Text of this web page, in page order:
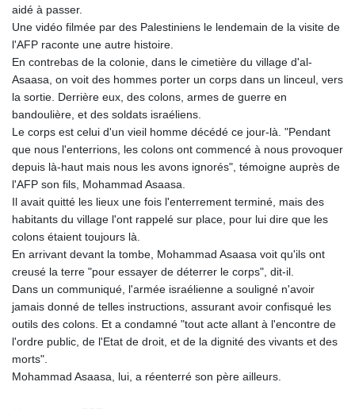
NZD 1.961547
PAB 1.15598
PEN 3.913564
PGK 5.112721
PHP 70.183258
PKR 321.178758
PLN 4.299905
PYG
6873.802279
QAR 4.213541
RON 5.244583
RUB 94.679224
RWF
1693.738704
SAR 4.370455
SBD 9.325039
SCR 16.735107
SEK 10.961095
aidé à passer.
Une vidéo filmée par des Palestiniens le lendemain de la visite de
l'AFP raconte une autre histoire.
En contrebas de la colonie, dans le cimetière du village d'al-
Asaasa, on voit des hommes porter un corps dans un linceul, vers
la sortie. Derrière eux, des colons, armes de guerre en
bandoulière, et des soldats israéliens.
Le corps est celui d'un vieil homme décédé ce jour-là. "Pendant
que nous l'enterrions, les colons ont commencé à nous provoquer
depuis là-haut mais nous les avons ignorés", témoigne auprès de
l'AFP son fils, Mohammad Asaasa.
Il avait quitté les lieux une fois l'enterrement terminé, mais des
habitants du village l'ont rappelé sur place, pour lui dire que les
colons étaient toujours là.
En arrivant devant la tombe, Mohammad Asaasa voit qu'ils ont
creusé la terre "pour essayer de déterrer le corps", dit-il.
Dans un communiqué, l'armée israélienne a souligné n'avoir
jamais donné de telles instructions, assurant avoir confisqué les
outils des colons. Et a condamné "tout acte allant à l'encontre de
l'ordre public, de l'Etat de droit, et de la dignité des vivants et des
morts".
Mohammad Asaasa, lui, a réenterré son père ailleurs.